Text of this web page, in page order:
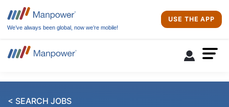
We’ve always been global, now we’re mobile!
USE THE APP
< SEARCH JOBS